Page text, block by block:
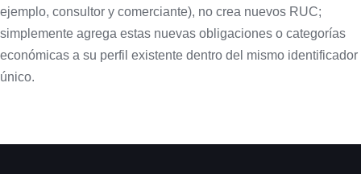
ejemplo, consultor y comerciante), no crea nuevos RUC;
simplemente agrega estas nuevas obligaciones o categorías
económicas a su perfil existente dentro del mismo identificador
único.